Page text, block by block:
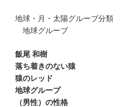
地球・月・太陽グルーブ分類
地球グループ
飯尾 和樹
落ち着きのない猿
猿のレッド
地球グループ
（男性）の性格